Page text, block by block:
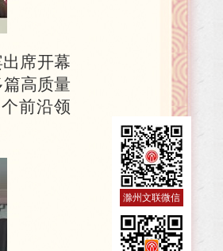
席开幕
高质量
前沿领
滁州文联微信